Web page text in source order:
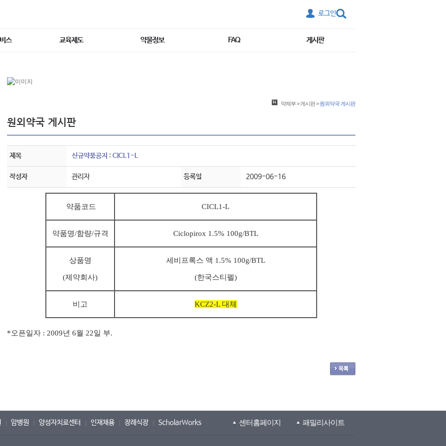
로그인
스 교육제도 약물정보 FAQ 게시판
약제부>게시판>원외약국 게시판
원외약국 게시판
제목 신규약품공지 : CICL1-L
작성자 관리자 등록일 2009-06-16
약품코드 CICL1-L
약품명/함량/규격 Ciclopirox 1.5% 100g/BTL
상품명
(제약회사)
세비프록스 액 1.5% 100g/BTL
(한국스티펠)
비고 KCZ2-L 대체
*오픈일자 : 2009년 6월 22일 부.
암병원 양성자치료센터 인재채용 장례식장 ScholarWorks 센터홈페이지 패밀리사이트